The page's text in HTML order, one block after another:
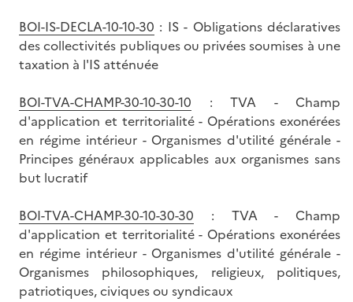
BOI-IS-DECLA-10-10-30 : IS - Obligations déclaratives
des collectivités publiques ou privées soumises à une
taxation à l'IS atténuée
BOI-TVA-CHAMP-30-10-30-10 : TVA - Champ
d'application et territorialité - Opérations exonérées
en régime intérieur - Organismes d'utilité générale -
Principes généraux applicables aux organismes sans
but lucratif
BOI-TVA-CHAMP-30-10-30-30 : TVA - Champ
d'application et territorialité - Opérations exonérées
en régime intérieur - Organismes d'utilité générale -
Organismes philosophiques, religieux, politiques,
patriotiques, civiques ou syndicaux